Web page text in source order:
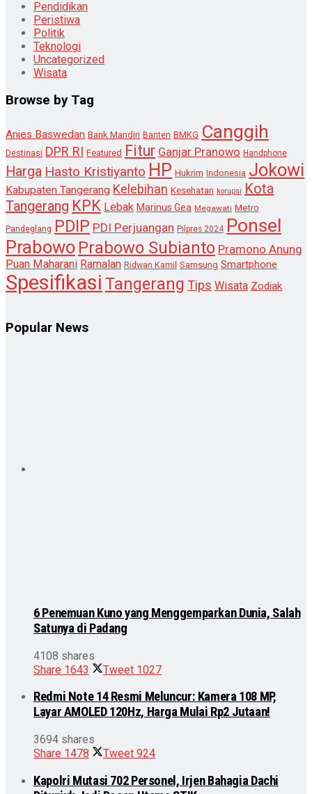
Pendidikan
Peristiwa
Politik
Teknologi
Uncategorized
Wisata
Browse by Tag
Anies Baswedan Bank Mandiri Banten BMKG Canggih
Destinasi DPR RI Featured Fitur Ganjar Pranowo Handphone
Harga Hasto Kristiyanto HP Hukrim Indonesia Jokowi
Kabupaten Tangerang Kelebihan Kesehatan korupsi Kota
Tangerang KPK Lebak Marinus Gea Megawati Metro
Pandeglang PDIP PDI Perjuangan Pilpres 2024 Ponsel
Prabowo Prabowo Subianto Pramono Anung
Puan Maharani Ramalan Ridwan Kamil Samsung Smartphone
Spesifikasi Tangerang Tips Wisata Zodiak
Popular News
6 Penemuan Kuno yang Menggemparkan Dunia, Salah
Satunya di Padang
4108 shares
Share 1643 Tweet 1027
Redmi Note 14 Resmi Meluncur: Kamera 108 MP,
Layar AMOLED 120Hz, Harga Mulai Rp2 Jutaan!
3694 shares
Share 1478 Tweet 924
Kapolri Mutasi 702 Personel, Irjen Bahagia Dachi